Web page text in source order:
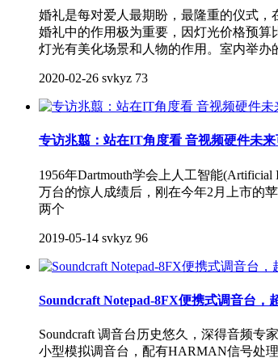
婚礼是每对爱人最期盼，最隆重的仪式
婚礼中的作用极为重要，因灯光价格预
灯光有美化场景和人物的作用。室内举办
2020-02-26 svkyz 73
专访兆翦：站在IT角度看 音视频硬件未
1956年Dartmouth学会上人工智能
万台的惊人成绩后，刚在今年2月上市的
两个
2019-05-14 svkyz 96
Soundcraft Notepad-8FX便携式调音台，
Soundcraft 调音台历史悠久，深得音频专
小型模拟调音台，配有HARMAN信号处